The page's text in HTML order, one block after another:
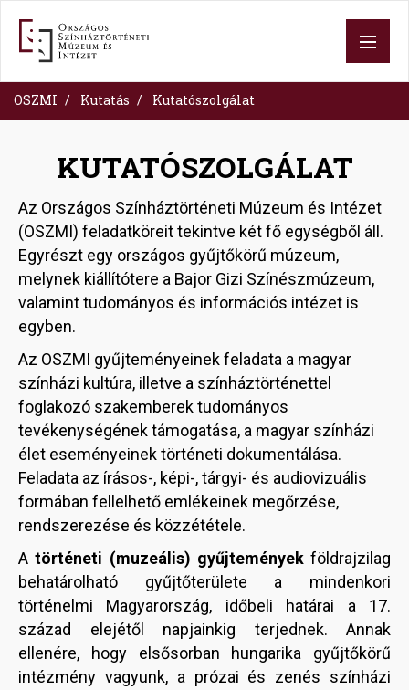
content
OSZMI Kutatás Kutatószolgálat
KUTATÓSZOLGÁLAT
Az Országos Színháztörténeti Múzeum és Intézet
(OSZMI) feladatköreit tekintve két fő egységből áll.
Egyrészt egy országos gyűjtőkörű múzeum,
melynek kiállítótere a Bajor Gizi Színészmúzeum,
valamint tudományos és információs intézet is
egyben.
Az OSZMI gyűjteményeinek feladata a magyar
színházi kultúra, illetve a színháztörténettel
foglakozó szakemberek tudományos
tevékenységének támogatása, a magyar színházi
élet eseményeinek történeti dokumentálása.
Feladata az írásos-, képi-, tárgyi- és audiovizuális
formában fellelhető emlékeinek megőrzése,
rendszerezése és közzététele.
Atörténeti (muzeális) gyűjteményekföldrajzilag
behatárolható gyűjtőterülete a mindenkori
történelmi Magyarország, időbeli határai a 17.
század elejétől napjainkig terjednek. Annak
ellenére, hogy elsősorban hungarika gyűjtőkörű
intézmény vagyunk, a prózai és zenés színházi